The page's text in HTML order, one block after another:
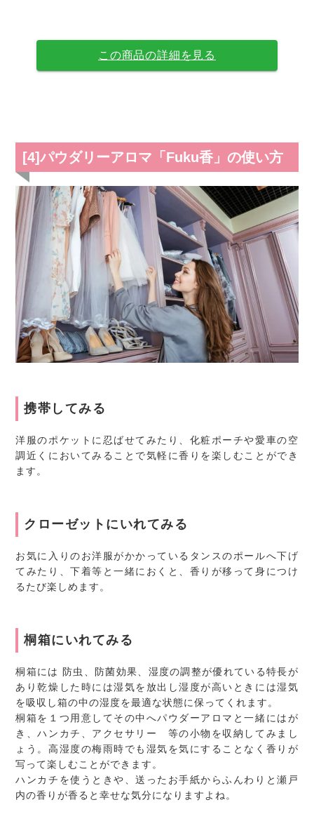
この商品の詳細を見る
[4]パウダリーアロマ「Fuku香」の使い方
携帯してみる
洋服のポケットに忍ばせてみたり、化粧ポーチや愛車の空
調近くにおいてみることで気軽に香りを楽しむことができ
ます。
クローゼットにいれてみる
お気に入りのお洋服がかかっているタンスのポールへ下げ
てみたり、下着等と一緒におくと、香りが移って身につけ
るたび楽しめます。
桐箱にいれてみる
桐箱には 防虫、防菌効果、湿度の調整が優れている特長が
あり乾燥した時には湿気を放出し湿度が高いときには湿気
を吸収し箱の中の湿度を最適な状態に保ってくれます。
桐箱を１つ用意してその中へパウダーアロマと一緒にはが
き、ハンカチ、アクセサリー 等の小物を収納してみまし
ょう。高湿度の梅雨時でも湿気を気にすることなく香りが
写って楽しむことができます。
ハンカチを使うときや、送ったお手紙からふんわりと瀬戸
内の香りが香ると幸せな気分になりますよね。